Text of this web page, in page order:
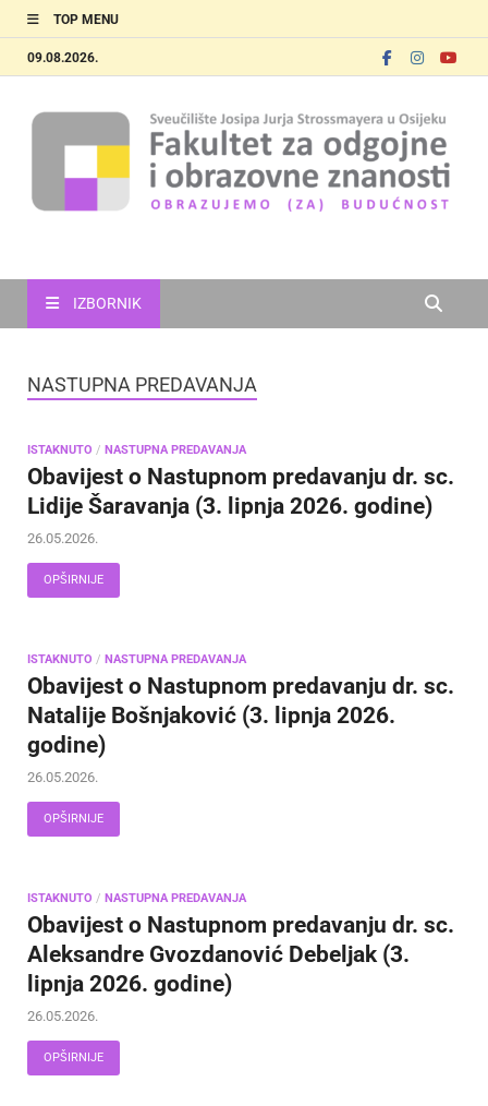
TOP MENU
09.08.2026.
IZBORNIK
NASTUPNA PREDAVANJA
ISTAKNUTO / NASTUPNA PREDAVANJA
Obavijest o Nastupnom predavanju dr. sc.
Lidije Šaravanja (3. lipnja 2026. godine)
26.05.2026.
OPŠIRNIJE
ISTAKNUTO / NASTUPNA PREDAVANJA
Obavijest o Nastupnom predavanju dr. sc.
Natalije Bošnjaković (3. lipnja 2026.
godine)
26.05.2026.
OPŠIRNIJE
ISTAKNUTO / NASTUPNA PREDAVANJA
Obavijest o Nastupnom predavanju dr. sc.
Aleksandre Gvozdanović Debeljak (3.
lipnja 2026. godine)
26.05.2026.
OPŠIRNIJE